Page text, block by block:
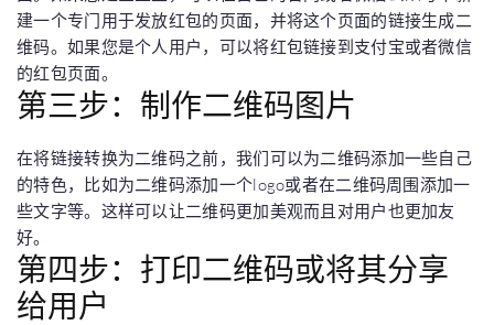
建一个专门用于发放红包的页面，并将这个页面的链接生成二
维码。如果您是个人用户，可以将红包链接到支付宝或者微信
的红包页面。
第三步：制作二维码图片
在将链接转换为二维码之前，我们可以为二维码添加一些自己
的特色，比如为二维码添加一个logo或者在二维码周围添加一
些文字等。这样可以让二维码更加美观而且对用户也更加友
好。
第四步：打印二维码或将其分享
给用户